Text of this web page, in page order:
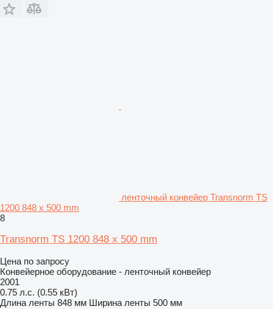
ленточный конвейер Transnorm TS
1200 848 x 500 mm
8
Transnorm TS 1200 848 x 500 mm
Цена по запросу
Конвейерное оборудование - ленточный конвейер
2001
0.75 л.с. (0.55 кВт)
Длина ленты 848 мм Ширина ленты 500 мм